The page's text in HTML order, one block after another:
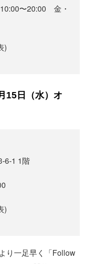
〜20:00 金・
)
15日（水）オ
1階
)
り一足早く「Follow